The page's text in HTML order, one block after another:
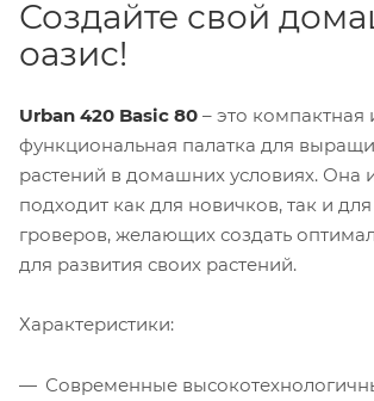
Создайте свой
оазис!
Urban 420 Basic 80 – это компактная
функциональная палатка для
растений в домашних условиях. Она
подходит как для новичков, так и
гроверов, желающих создать
для развития своих растений.
Характеристики:
Современные